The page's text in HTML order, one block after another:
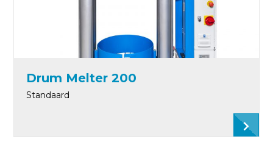
Drum Melter 200
Standaard